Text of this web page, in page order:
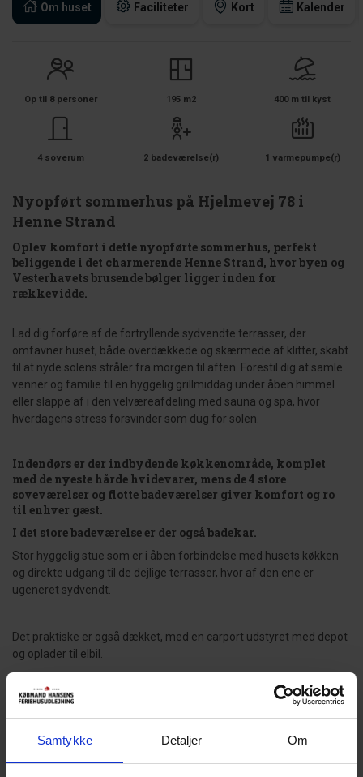
Samtykke Detaljer Om
Om huset Faciliteter Kort Kalender
Op til 8 personer 195 m2 400 m til kyst
4 soverum 2 badeværelse(r) 1 varmepumpe(r)
Nyopført sommerhus på Hjelmevej 78 i
Henne Strand
Oplev komfort i dette nyopførte sommerhus, perfekt
beliggende i det charmerende Henne Strand, hvor byen og
Vesterhavets brusende bølger ligger inden for
rækkevidde.
Lad dig forføre af de fortryllende sydvendte terrasser, der
omfavner huset, både overdækkede og skærmede af klitter, skabt
til at nyde solens stråler fra morgen til aften. Forestil dig at samle
venner og familie til en hyggelig grillmiddag under åben himmel
eller slappe af i den velværeafdeling med sauna og spa, hvor
hverdagens stress forsvinder som dug for solen.
Indendørs er der indbydende køkkenområde, komplet
med de nyeste hårde hvidevarer, mens de 4 store
soveværelser og flotte badeværelser giver komfort og ro
til enhver gæst.
I det store badeværelse er der også badekar.
Stor hyggelig stue som er i åben forbindelse med husets køkken
og direkte udgang til de dejlige terrasser, hvor af den ene er
ugeneret sydvendt.
Det praktiske er også dækket, med en carport udstyret med depot
og oplader til elbil.
Huset er topisoleret og udstyret med energibesparende
varmepumper, der sikrer et behageligt indeklima året
rundt. Varmepumperne i stuen og soverummene kan også
Hjelmevej 78 er en sand perle fyldt med luksuriøse detaljer